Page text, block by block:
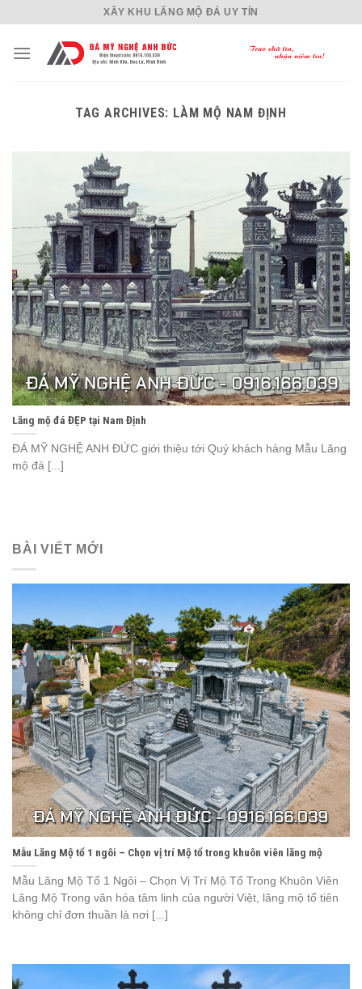
content
XÂY KHU LĂNG MỘ ĐÁ UY TÍN
TAG ARCHIVES: LÀM MỘ NAM ĐỊNH
Lăng mộ đá ĐẸP tại Nam Định
ĐÁ MỸ NGHỆ ANH ĐỨC giới thiệu tới Quý khách hàng Mẫu Lăng
mộ đá [...]
BÀI VIẾT MỚI
Mẫu Lăng Mộ tổ 1 ngôi – Chọn vị trí Mộ tổ trong khuôn viên lăng mộ
Mẫu Lăng Mộ Tổ 1 Ngôi – Chọn Vị Trí Mộ Tổ Trong Khuôn Viên
Lăng Mộ Trong văn hóa tâm linh của người Việt, lăng mộ tổ tiên
không chỉ đơn thuần là nơi [...]